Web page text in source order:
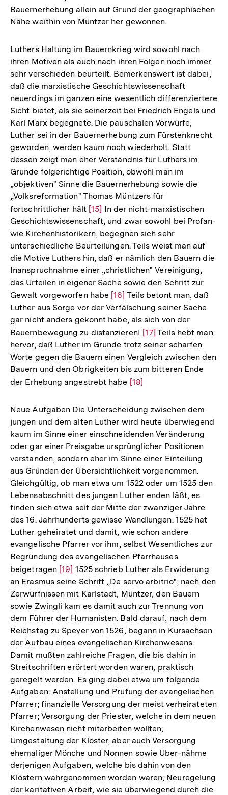
Bauernerhebung allein auf Grund der geographischen
Nähe weithin von Müntzer her gewonnen.
Luthers Haltung im Bauernkrieg wird sowohl nach
ihren Motiven als auch nach ihren Folgen noch immer
sehr verschieden beurteilt. Bemerkenswert ist dabei,
daß die marxistische Geschichtswissenschaft
neuerdings im ganzen eine wesentlich differenziertere
Sicht bietet, als sie seinerzeit bei Friedrich Engels und
Karl Marx begegnete. Die pauschalen Vorwürfe,
Luther sei in der Bauernerhebung zum Fürstenknecht
geworden, werden kaum noch wiederholt. Statt
dessen zeigt man eher Verständnis für Luthers im
Grunde folgerichtige Position, obwohl man im
„objektiven" Sinne die Bauernerhebung sowie die
„Volksreformation" Thomas Müntzers für
fortschrittlicher hält Zur
Auflösung
der
Fußnote
[15] In der nicht-marxistischen
Geschichtswissenschaft, und zwar sowohl bei Profan-
wie Kirchenhistorikern, begegnen sich sehr
unterschiedliche Beurteilungen. Teils weist man auf
die Motive Luthers hin, daß er nämlich den Bauern die
Inanspruchnahme einer „christlichen" Vereinigung,
das Urteilen in eigener Sache sowie den Schritt zur
Gewalt vorgeworfen habe Zur
Auflösung
der
Fußnote
[16] Teils betont man, daß
Luther aus Sorge vor der Verfälschung seiner Sache
gar nicht anders gekonnt habe, als sich von der
Bauernbewegung zu distanzierenI Zur
Auflösung
der
Fußnote
[17] Teils hebt man
hervor, daß Luther im Grunde trotz seiner scharfen
Worte gegen die Bauern einen Vergleich zwischen den
Bauern und den Obrigkeiten bis zum bitteren Ende
der Erhebung angestrebt habe Zur
der
Fußnote
[18]
Neue Aufgaben Die Unterscheidung zwischen dem
jungen und dem alten Luther wird heute überwiegend
kaum im Sinne einer einschneidenden Veränderung
oder gar einer Preisgabe ursprünglicher Positionen
verstanden, sondern eher im Sinne einer Einteilung
aus Gründen der Übersichtlichkeit vorgenommen.
Gleichgültig, ob man etwa um 1522 oder um 1525 den
Lebensabschnitt des jungen Luther enden läßt, es
finden sich etwa seit der Mitte der zwanziger Jahre
des 16. Jahrhunderts gewisse Wandlungen. 1525 hat
Luther geheiratet und damit, wie schon andere
evangelische Pfarrer vor ihm, selbst Wesentliches zur
Begründung des evangelischen Pfarrhauses
beigetragen Zur
Auflösung
der
Fußnote
[19] 1525 schrieb Luther als Erwiderung
an Erasmus seine Schrift „De servo arbitrio"; nach den
Zerwürfnissen mit Karlstadt, Müntzer, den Bauern
sowie Zwingli kam es damit auch zur Trennung von
dem Führer der Humanisten. Bald darauf, nach dem
Reichstag zu Speyer von 1526, begann in Kursachsen
der Aufbau eines evangelischen Kirchenwesens.
Damit mußten zahlreiche Fragen, die bis dahin in
Streitschriften erörtert worden waren, praktisch
geregelt werden. Es ging dabei etwa um folgende
Aufgaben: Anstellung und Prüfung der evangelischen
Pfarrer; finanzielle Versorgung der meist verheirateten
Pfarrer; Versorgung der Priester, welche in dem neuen
Kirchenwesen nicht mitarbeiten wollten;
Umgestaltung der Klöster, aber auch Versorgung
ehemaliger Mönche und Nonnen sowie Uber-nähme
derjenigen Aufgaben, welche bis dahin von den
Klöstern wahrgenommen worden waren; Neuregelung
der karitativen Arbeit, wie sie überwiegend durch die